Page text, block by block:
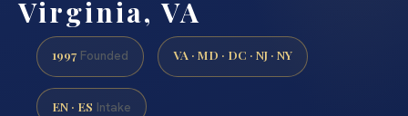
Virginia, VA
1997 Founded VA · MD · DC · NJ · NY
EN · ES Intake